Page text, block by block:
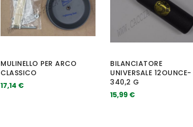
MULINELLO PER ARCO
CLASSICO
17,14 €
BILANCIATORE
UNIVERSALE 12OUNCE-
340,2 G
15,99 €